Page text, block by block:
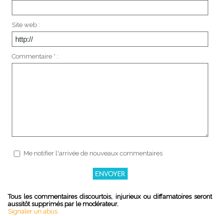
Site web :
Commentaire * :
Me notifier l'arrivée de nouveaux commentaires
Tous les commentaires discourtois, injurieux ou diffamatoires seront
aussitôt supprimés par le modérateur.
Signaler un abus